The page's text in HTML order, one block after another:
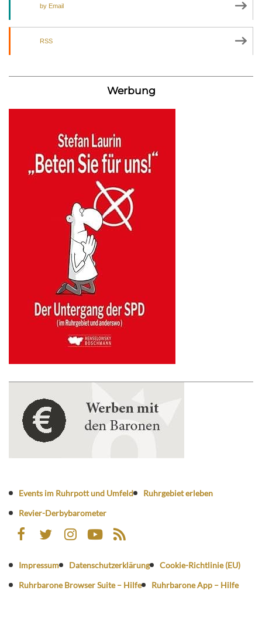
by Email
RSS
Werbung
Events im Ruhrpott und Umfeld
Ruhrgebiet erleben
Revier-Derbybarometer
Impressum Datenschutzerklärung
Cookie-Richtlinie (EU)
Ruhrbarone Browser Suite – Hilfe
Ruhrbarone App – Hilfe